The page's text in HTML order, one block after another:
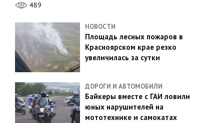
489
НОВОСТИ
Площадь лесных пожаров в
Красноярском крае резко
увеличилась за сутки
ДОРОГИ И АВТОМОБИЛИ
Байкеры вместе с ГАИ ловили
юных нарушителей на
мототехнике и самокатах